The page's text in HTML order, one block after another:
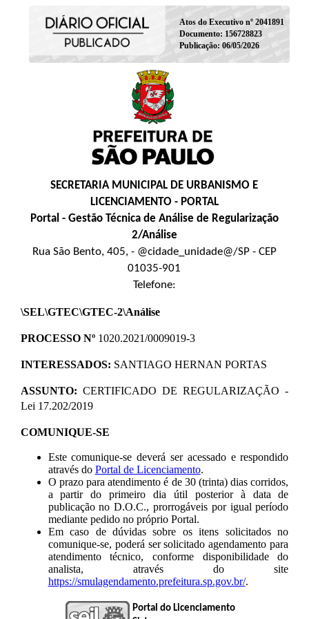
Atos do Executivo nº 2041891
Documento: 156728823
Publicação: 06/05/2026
SECRETARIA MUNICIPAL DE URBANISMO E
LICENCIAMENTO - PORTAL
Portal - Gestão Técnica de Análise de Regularização
2/Análise
Rua São Bento, 405, - @cidade_unidade@/SP - CEP
01035-901
Telefone:
\SEL\GTEC\GTEC-2\Análise
PROCESSO Nº 1020.2021/0009019-3
INTERESSADOS: SANTIAGO HERNAN PORTAS
ASSUNTO: CERTIFICADO DE REGULARIZAÇÃO -
Lei 17.202/2019
COMUNIQUE-SE
Este comunique-se deverá ser acessado e respondido
através do Portal de Licenciamento.
O prazo para atendimento é de 30 (trinta) dias corridos,
a partir do primeiro dia útil posterior à data de
publicação no D.O.C., prorrogáveis por igual período
mediante pedido no próprio Portal.
Em caso de dúvidas sobre os itens solicitados no
comunique-se, poderá ser solicitado agendamento para
atendimento técnico, conforme disponibilidade do
analista, através do site
https://smulagendamento.prefeitura.sp.gov.br/.
Portal do Licenciamento